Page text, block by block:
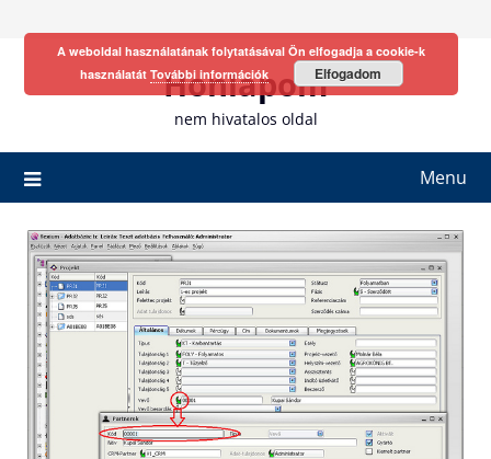
Honlapom
nem hivatalos oldal
Menu
A weboldal használatának folytatásával Ön elfogadja a cookie-k
használatát További információk Elfogadom